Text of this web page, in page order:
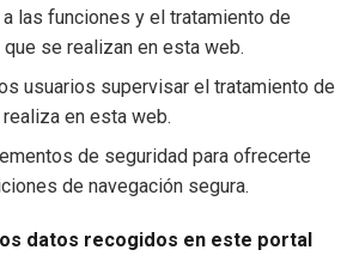
las funciones y el tratamiento de
se realizan en esta web.
usuarios supervisar el tratamiento de
en esta web.
de seguridad para ofrecerte
de navegación segura.
datos recogidos en este portal